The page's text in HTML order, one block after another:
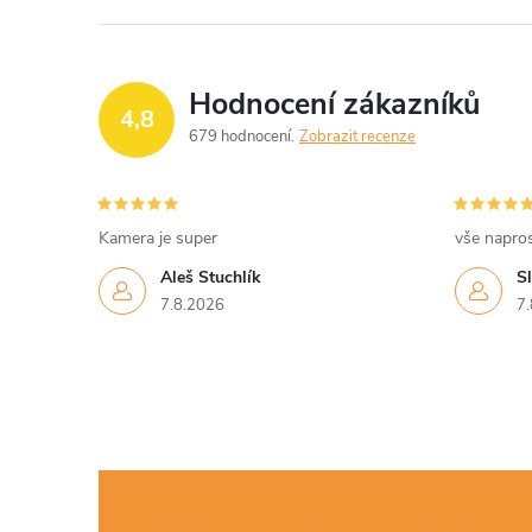
4,8 Hodnocení zákazníků
679 hodnocení Zobrazit recenze
Aleš Stuchlík
7.8.2026
Kamera je super
vše